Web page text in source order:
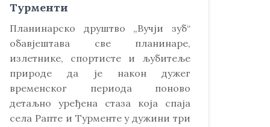
Турменти
Планинарско друштво „Вучји зуб“
обавјештава све планинаре,
излетнике, спортисте и љубитеље
природе да је након дужег
временског периода поново
детаљно уређена стаза која спаја
села Рапте и Турменте у дужини три